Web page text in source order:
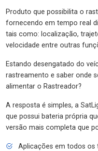
Produto que possibilita o
fornecendo em tempo real
tais como: localização,
velocidade entre outras
Estando desengatado do
rastreamento e saber onde
alimentar o Rastreador?
A resposta é simples, a
que possui bateria própria
versão mais completa que
Aplicações em todos os